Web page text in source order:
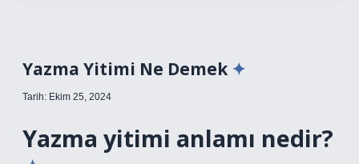
Yazma Yitimi Ne Demek
Tarih: Ekim 25, 2024
Yazma yitimi anlamı nedir?